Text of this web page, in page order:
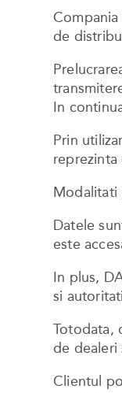
de
In
Prin
reprezinta
Datele
este
In plus,
si
de dealeri
Clientul